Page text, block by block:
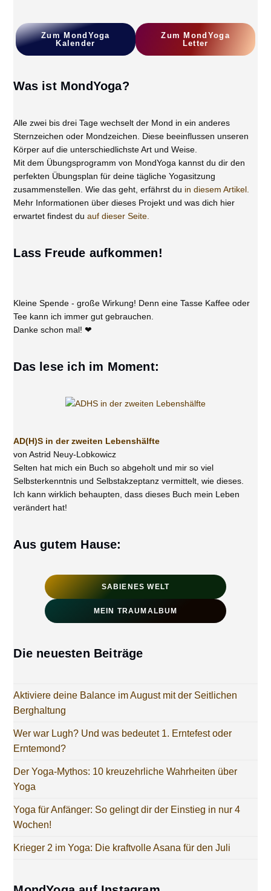
Zum MondYoga
Kalender
ZUm MondYoga
LEtter
Was ist MondYoga?
Alle zwei bis drei Tage wechselt der Mond in ein anderes
Sternzeichen oder Mondzeichen. Diese beeinflussen unseren
Körper auf die unterschiedlichste Art und Weise.
Mit dem Übungsprogramm von MondYoga kannst du dir den
perfekten Übungsplan für deine tägliche Yogasitzung
zusammenstellen. Wie das geht, erfährst du in diesem Artikel.
Mehr Informationen über dieses Projekt und was dich hier
erwartet findest du auf dieser Seite.
Lass Freude aufkommen!
Kleine Spende - große Wirkung! Denn eine Tasse Kaffee oder
Tee kann ich immer gut gebrauchen.
Danke schon mal! ❤
Das lese ich im Moment:
AD(H)S in der zweiten Lebenshälfte
von Astrid Neuy-Lobkowicz
Selten hat mich ein Buch so abgeholt und mir so viel
Selbsterkenntnis und Selbstakzeptanz vermittelt, wie dieses.
Ich kann wirklich behaupten, dass dieses Buch mein Leben
verändert hat!
Aus gutem Hause:
SABIENES WELT
MEIN TRAUMALBUM
Die neuesten Beiträge
Aktiviere deine Balance im August mit der Seitlichen
Berghaltung
Wer war Lugh? Und was bedeutet 1. Erntefest oder
Erntemond?
Der Yoga-Mythos: 10 kreuzehrliche Wahrheiten über
Yoga
Yoga für Anfänger: So gelingt dir der Einstieg in nur 4
Wochen!
Krieger 2 im Yoga: Die kraftvolle Asana für den Juli